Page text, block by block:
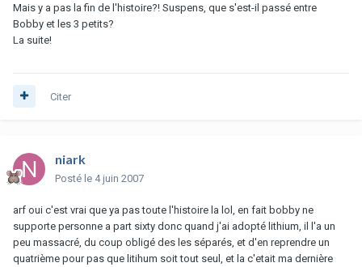
Mais y a pas la fin de l'histoire?! Suspens, que s'est-il passé entre
Bobby et les 3 petits?
La suite!
Citer
niark
Posté le 4 juin 2007
arf oui c'est vrai que ya pas toute l'histoire la lol, en fait bobby ne
supporte personne a part sixty donc quand j'ai adopté lithium, il l'a un
peu massacré, du coup obligé des les séparés, et d'en reprendre un
quatrième pour pas que litihum soit tout seul, et la c'etait ma dernière